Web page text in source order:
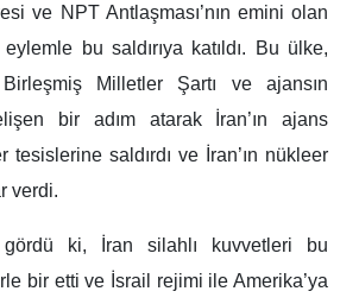
ve NPT Antlaşması’nın emini olan
bu saldırıya katıldı. Bu ülke,
Milletler Şartı ve ajansın
bir adım atarak İran’ın ajans
saldırdı ve İran’ın nükleer
verdi.
ki, İran silahlı kuvvetleri bu
bir etti ve İsrail rejimi ile Amerika’ya